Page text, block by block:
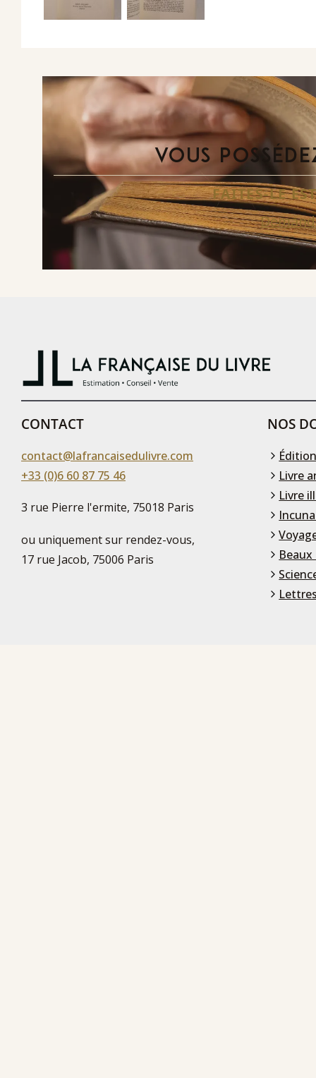
VOUS
FAITES-LE
CONTACT
contact@lafrancaisedulivre.com
+33 (0)6 60 87 75 46
3 rue Pierre l'ermite, 75018 Paris
ou uniquement sur rendez-vous,
17 rue Jacob, 75006 Paris
NOS
Livre
Livre